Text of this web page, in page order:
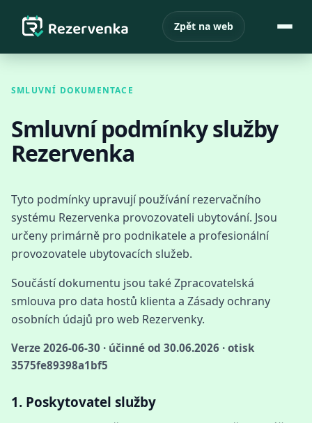
Zpět na web
SMLUVNÍ DOKUMENTACE
Smluvní podmínky služby
Rezervenka
Tyto podmínky upravují používání rezervačního
systému Rezervenka provozovateli ubytování. Jsou
určeny primárně pro podnikatele a profesionální
provozovatele ubytovacích služeb.
Součástí dokumentu jsou také Zpracovatelská
smlouva pro data hostů klienta a Zásady ochrany
osobních údajů pro web Rezervenky.
Verze 2026-06-30 · účinné od 30.06.2026 · otisk
3575fe89398a1bf5
1. Poskytovatel služby